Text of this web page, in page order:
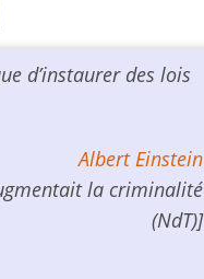
d’instaurer des lois
Albert Einstein
la criminalité
(NdT)]